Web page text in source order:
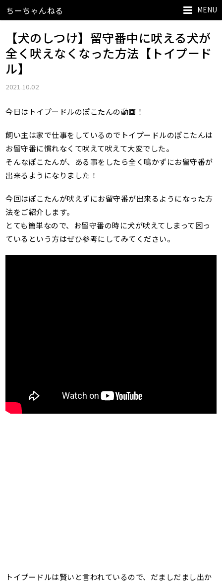
MENU
ちーちゃんねる
【犬のしつけ】留守番中に吠える犬が
全く吠えなくなった方法【トイプード
ル】
2021.10.02
今日はトイプードルのぽこたんの動画！
飼い主は家で仕事をしているのでトイプードルのぽこたんは
お留守番に慣れなくて吠えて吠えて大変でした。
そんなぽこたんが、ある事をしたら全く鳴かずにお留守番が
出来るようになりました！
今回はぽこたんが吠えずにお留守番が出来るようになった方
法をご紹介します。
とても簡単なので、お留守番の時に犬が吠えてしまって困っ
ているという方はぜひ参考にしてみてください。
トイプードルは賢いと言われているので、だましだまし出か